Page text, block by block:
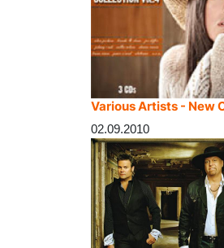
Various Artists - New
02.09.2010